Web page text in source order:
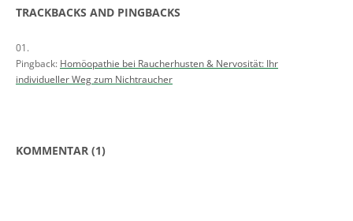
TRACKBACKS AND PINGBACKS
Pingback: Homöopathie bei Raucherhusten & Nervosität: Ihr
individueller Weg zum Nichtraucher
KOMMENTAR (1)